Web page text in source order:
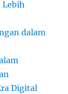
Lebih
dalam
Digital